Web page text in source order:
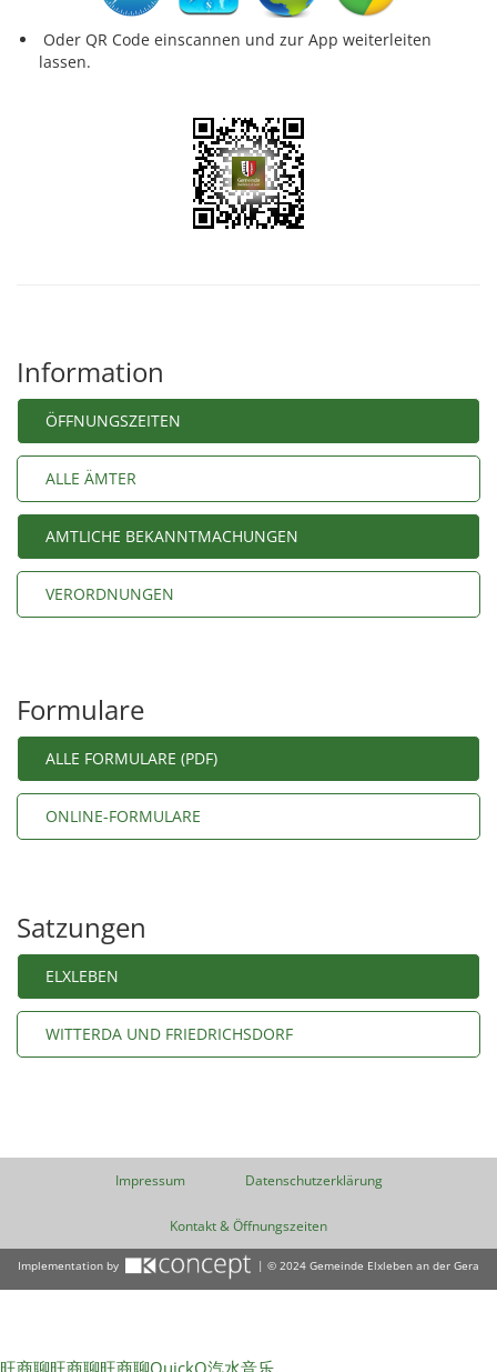
Oder QR Code einscannen und zur App weiterleiten
lassen.
Information
ÖFFNUNGSZEITEN
ALLE ÄMTER
AMTLICHE BEKANNTMACHUNGEN
VERORDNUNGEN
Formulare
ALLE FORMULARE (PDF)
ONLINE-FORMULARE
Satzungen
ELXLEBEN
WITTERDA UND FRIEDRICHSDORF
Impressum Datenschutzerklärung
Kontakt & Öffnungszeiten
Implementation by | © 2024 Gemeinde Elxleben an der Gera